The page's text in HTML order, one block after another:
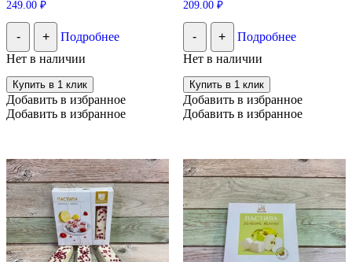
249.00 ₽
- +
Подробнее
Нет в наличии
Купить в 1 клик
Добавить в избранное
Добавить в избранное
209.00 ₽
- +
Подробнее
Нет в наличии
Купить в 1 клик
Добавить в избранное
Добавить в избранное